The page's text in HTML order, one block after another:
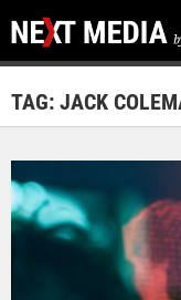
TAG: JACK